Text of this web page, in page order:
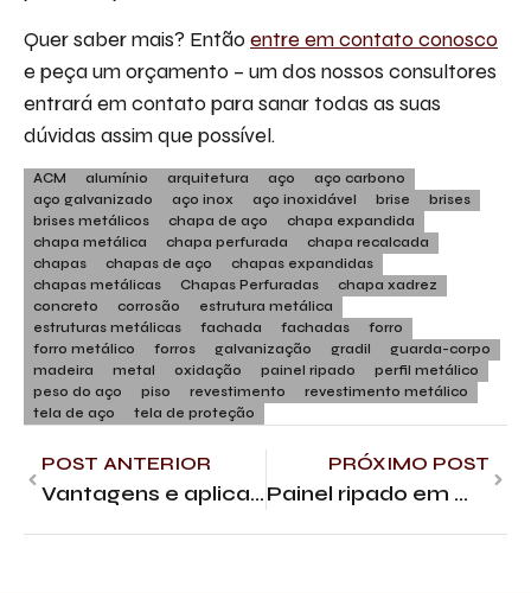
Quer saber mais? Então entre em contato conosco
e peça um orçamento – um dos nossos consultores
entrará em contato para sanar todas as suas
dúvidas assim que possível.
ACM alumínio arquitetura aço
aço carbono
aço galvanizado
aço inox aço inoxidável brise
brises
brises metálicos
chapa de aço
chapa expandida
chapa metálica
chapa perfurada
chapa recalcada
chapas
chapas de aço
chapas expandidas
chapas metálicas
Chapas Perfuradas
chapa xadrez
concreto
corrosão
estrutura metálica
estruturas metálicas
fachada fachadas
forro
forro metálico
forros galvanização gradil
guarda-corpo
madeira
metal oxidação painel ripado
perfil metálico
peso do aço
piso revestimento
revestimento metálico
tela de aço
tela de proteção
POST ANTERIOR
Vantagens e aplicações do revestimento de zinco
PRÓXIMO POST
Painel ripado em madeira: Aplicações e vantagens